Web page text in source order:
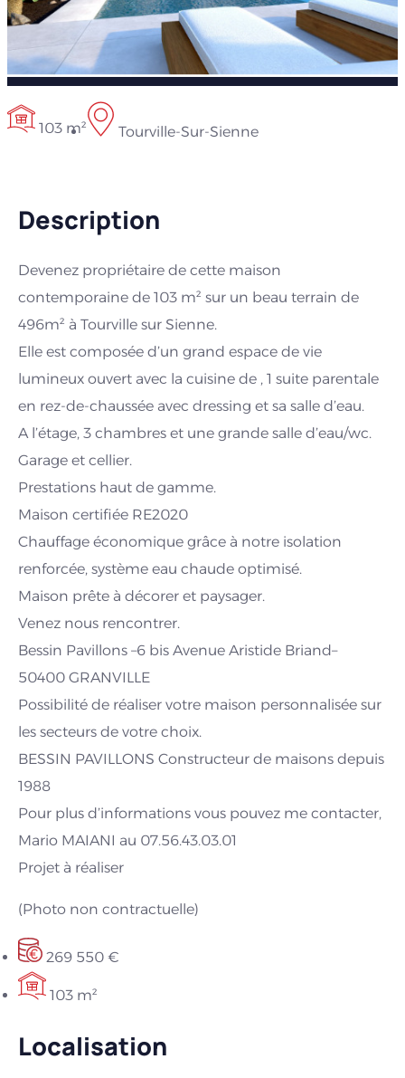
103 m² Tourville-Sur-Sienne
Description
Devenez propriétaire de cette maison
contemporaine de 103 m² sur un beau terrain de
496m² à Tourville sur Sienne.
Elle est composée d’un grand espace de vie
lumineux ouvert avec la cuisine de , 1 suite parentale
en rez-de-chaussée avec dressing et sa salle d’eau.
A l’étage, 3 chambres et une grande salle d’eau/wc.
Garage et cellier.
Prestations haut de gamme.
Maison certifiée RE2020
Chauffage économique grâce à notre isolation
renforcée, système eau chaude optimisé.
Maison prête à décorer et paysager.
Venez nous rencontrer.
Bessin Pavillons –6 bis Avenue Aristide Briand–
50400 GRANVILLE
Possibilité de réaliser votre maison personnalisée sur
les secteurs de votre choix.
BESSIN PAVILLONS Constructeur de maisons depuis
1988
Pour plus d’informations vous pouvez me contacter,
Mario MAIANI au 07.56.43.03.01
Projet à réaliser
(Photo non contractuelle)
269 550 €
103 m²
Localisation